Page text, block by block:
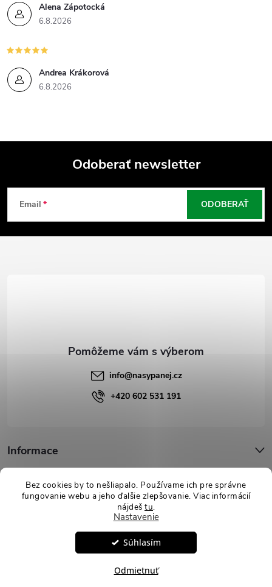
Bez cookies by to nešliapalo. Používame ich pre správne
fungovanie webu a jeho ďalšie zlepšovanie. Viac informácií
nájdeš tu.
Nastavenie
Odmietnuť
Súhlasím
Alena Zápotocká
6.8.2026
Andrea Krákorová
6.8.2026
Z
á
Odoberať newsletter
Email ODOBERAŤ
Informace
Podpora
info@nasypanej.cz
+420 602 531 191
Vytvoril Shoptet
nastavenie cookies